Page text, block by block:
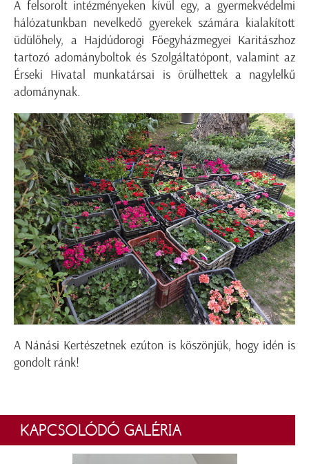
A felsorolt intézményeken kívül egy, a gyermekvédelmi
hálózatunkban nevelkedő gyerekek számára kialakított
üdülőhely, a Hajdúdorogi Főegyházmegyei Karitászhoz
tartozó adományboltok és Szolgáltatópont, valamint az
Érseki Hivatal munkatársai is örülhettek a nagylelkű
adománynak.
A Nánási Kertészetnek ezúton is köszönjük, hogy idén is
gondolt ránk!
KAPCSOLÓDÓ GALÉRIA